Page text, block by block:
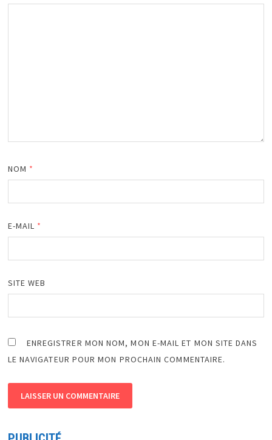
NOM *
E-MAIL *
SITE WEB
ENREGISTRER MON NOM, MON E-MAIL ET MON SITE DANS
LE NAVIGATEUR POUR MON PROCHAIN COMMENTAIRE.